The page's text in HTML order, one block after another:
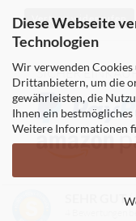
Diese Webseite
Technologien
Wir verwenden Cookies
Drittanbietern, um die
gewährleisten, die
Ihnen ein
Weitere Informationen
Vertrag widerrufen
SICHER
SEHR GUT